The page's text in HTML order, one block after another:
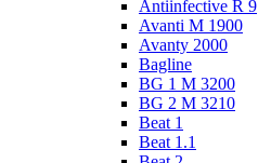
Antiinfective R 9
Avanti M 1900
Avanty 2000
Bagline
BG 1 M 3200
BG 2 M 3210
Beat 1
Beat 1.1